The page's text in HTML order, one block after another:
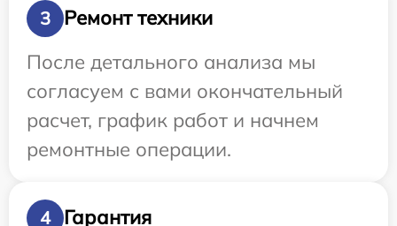
3
Ремонт техники
После детального анализа мы
согласуем с вами окончательный
расчет, график работ и начнем
ремонтные операции.
4
Гарантия